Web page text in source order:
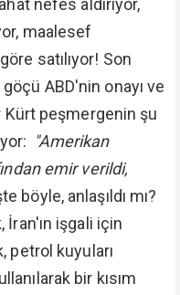
nefes aldırıyor,
maalesef
satılıyor! Son
ABD'nin onayı ve
peşmergenin şu
"Amerikan
emir verildi,
böyle, anlaşıldı mı?
İran'ın işgali için
petrol kuyuları
bir kısım